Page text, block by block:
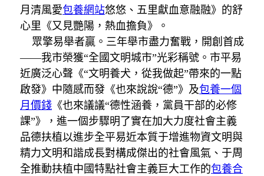
月清風愛包養網站悠悠、五里獻血意融融》的舒
心里《又見艷陽，熱血擔負》。
眾擎易舉者贏。三年舉市盡力奮戰，開創首成
——我市榮獲“全國文明城市”光彩稱號。市平易
近廣泛心聲《“文明養犬，從我做起”帶來的一點
啟發》中隨感而發《也來說說“德”》及包養一個
月價錢 《也來議議“德性涵養，黨員干部的必修
課”》，進一個步驟明了實在加大力度社會主義
品德扶植以進步全平易近本質于增進物資文明與
精力文明和諧成長對構成傑出的社會風氣、于周
全推動扶植中國特點社會主義巨大工作的包養合